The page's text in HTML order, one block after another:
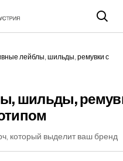
лейблы, шильды, ремувки с
шильды,
который выделит ваш бренд